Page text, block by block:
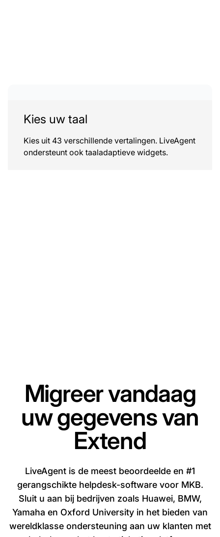
Kies uw taal
Kies uit 43 verschillende vertalingen. LiveAgent
ondersteunt ook taaladaptieve widgets.
Migreer vandaag
uw gegevens van
Extend
LiveAgent is de meest beoordeelde en #1
gerangschikte helpdesk-software voor MKB.
Sluit u aan bij bedrijven zoals Huawei, BMW,
Yamaha en Oxford University in het bieden van
wereldklasse ondersteuning aan uw klanten met